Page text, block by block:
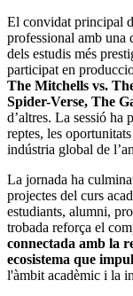
El convidat principal
professional amb una
dels estudis més
participat en
The Mitchells vs.
Spider-Verse, The
d’altres. La sessió ha
reptes, les
indústria global de
La jornada ha
projectes del curs
estudiants, alumni,
trobada reforça el
connectada amb la
ecosistema que
l'àmbit acadèmic i la